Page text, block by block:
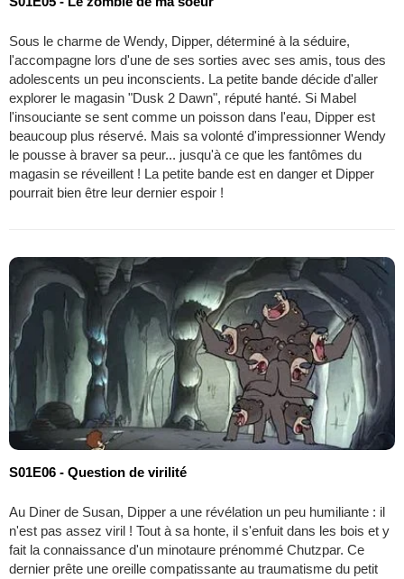
Sous le charme de Wendy, Dipper, déterminé à la séduire,
l'accompagne lors d'une de ses sorties avec ses amis, tous des
adolescents un peu inconscients. La petite bande décide d'aller
explorer le magasin "Dusk 2 Dawn", réputé hanté. Si Mabel
l'insouciante se sent comme un poisson dans l'eau, Dipper est
beaucoup plus réservé. Mais sa volonté d'impressionner Wendy
le pousse à braver sa peur... jusqu'à ce que les fantômes du
magasin se réveillent ! La petite bande est en danger et Dipper
pourrait bien être leur dernier espoir !
S01E06 - Question de virilité
Au Diner de Susan, Dipper a une révélation un peu humiliante : il
n'est pas assez viril ! Tout à sa honte, il s'enfuit dans les bois et y
fait la connaissance d'un minotaure prénommé Chutzpar. Ce
dernier prête une oreille compatissante au traumatisme du petit